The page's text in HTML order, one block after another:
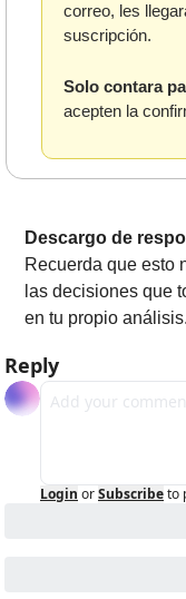
correo, les
suscripción.
Solo contara
acepten la
Descargo de
Recuerda que esto
las decisiones que
en tu propio análisis.
Reply
Login orSubscribeto